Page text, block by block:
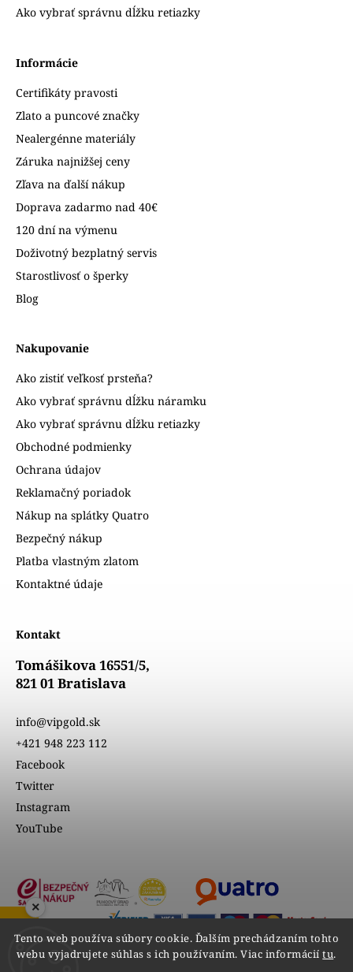
Tento web používa súbory cookie. Ďalším prechádzaním tohto
webu vyjadrujete súhlas s ich používaním. Viac informáciítu.
Ako vybrať správnu dĺžku retiazky
Informácie
Certifikáty pravosti
Zlato a puncové značky
Nealergénne materiály
Záruka najnižšej ceny
Zľava na ďalší nákup
Doprava zadarmo nad 40€
120 dní na výmenu
Doživotný bezplatný servis
Starostlivosť o šperky
Blog
Nakupovanie
Ako zistiť veľkosť prsteňa?
Ako vybrať správnu dĺžku náramku
Ako vybrať správnu dĺžku retiazky
Obchodné podmienky
Ochrana údajov
Reklamačný poriadok
Nákup na splátky Quatro
Bezpečný nákup
Platba vlastným zlatom
Kontaktné údaje
Kontakt
Tomášikova 16551/5,
821 01 Bratislava
info@vipgold.sk
+421 948 223 112
Facebook
Twitter
Instagram
YouTube
×